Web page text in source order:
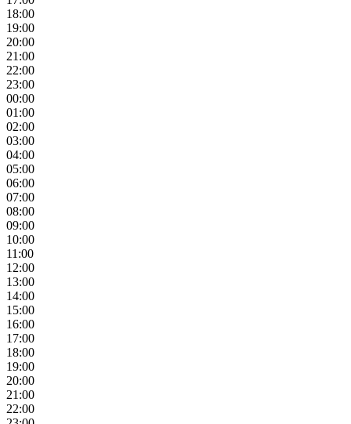
18:00
19:00
20:00
21:00
22:00
23:00
00:00
01:00
02:00
03:00
04:00
05:00
06:00
07:00
08:00
09:00
10:00
11:00
12:00
13:00
14:00
15:00
16:00
17:00
18:00
19:00
20:00
21:00
22:00